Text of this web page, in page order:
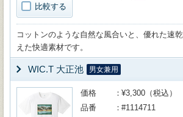
比較する
コットンのような自然な風合いと、優れた速
えた快適素材です。
WIC.T 大正池 男女兼用
価格
¥3,300（税込）
品番
#1114711